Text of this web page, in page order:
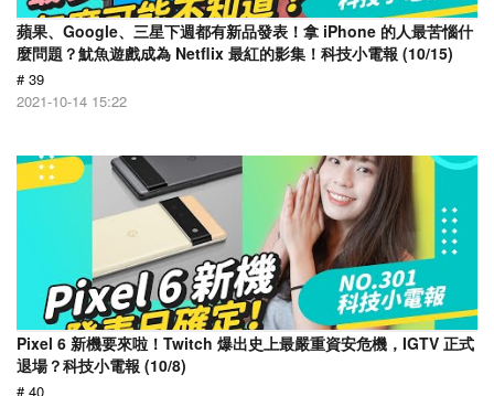
蘋果、Google、三星下週都有新品發表！拿 iPhone 的人最苦惱什
麼問題？魷魚遊戲成為 Netflix 最紅的影集！科技小電報 (10/15)
# 39
2021-10-14 15:22
Pixel 6 新機要來啦！Twitch 爆出史上最嚴重資安危機，IGTV 正式
退場？科技小電報 (10/8)
# 40